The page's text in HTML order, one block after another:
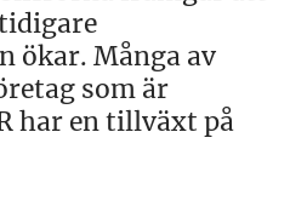
ökar. Många av
som är
har en tillväxt på